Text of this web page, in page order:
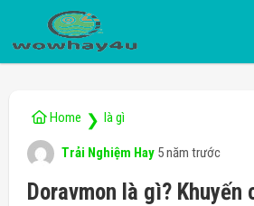
Home ❯ là gì
Trải Nghiệm Hay 5 năm trước
Doravmon là gì? Khuyến